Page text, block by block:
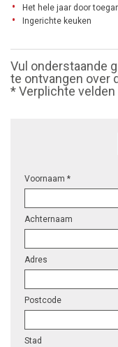
Het hele jaar door
Ingerichte keuken
Vul onderstaande
te ontvangen over
* Verplichte velden
Voornaam *
Achternaam
Adres
Postcode
Stad